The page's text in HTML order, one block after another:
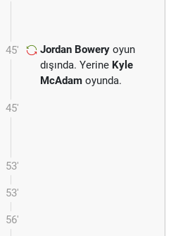
45' Jordan Bowery oyun
dışında. Yerine Kyle
McAdam oyunda.
45'
53'
53'
56'